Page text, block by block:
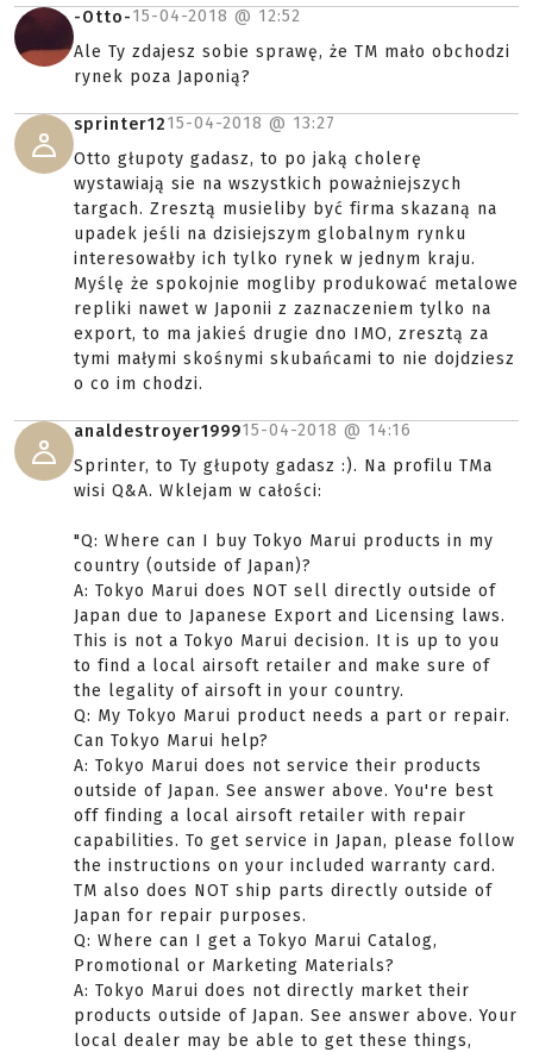
-Otto-15-04-2018 @ 12:52
Ale Ty zdajesz sobie sprawę, że TM mało obchodzi
rynek poza Japonią?
sprinter1215-04-2018 @ 13:27
Otto głupoty gadasz, to po jaką cholerę
wystawiają sie na wszystkich poważniejszych
targach. Zresztą musieliby być firma skazaną na
upadek jeśli na dzisiejszym globalnym rynku
interesowałby ich tylko rynek w jednym kraju.
Myślę że spokojnie mogliby produkować metalowe
repliki nawet w Japonii z zaznaczeniem tylko na
export, to ma jakieś drugie dno IMO, zresztą za
tymi małymi skośnymi skubańcami to nie dojdziesz
o co im chodzi.
analdestroyer199915-04-2018 @ 14:16
Sprinter, to Ty głupoty gadasz :). Na profilu TMa
wisi Q&A. Wklejam w całości:
"Q: Where can I buy Tokyo Marui products in my
country (outside of Japan)?
A: Tokyo Marui does NOT sell directly outside of
Japan due to Japanese Export and Licensing laws.
This is not a Tokyo Marui decision. It is up to you
to find a local airsoft retailer and make sure of
the legality of airsoft in your country.
Q: My Tokyo Marui product needs a part or repair.
Can Tokyo Marui help?
A: Tokyo Marui does not service their products
outside of Japan. See answer above. You're best
off finding a local airsoft retailer with repair
capabilities. To get service in Japan, please follow
the instructions on your included warranty card.
TM also does NOT ship parts directly outside of
Japan for repair purposes.
Q: Where can I get a Tokyo Marui Catalog,
Promotional or Marketing Materials?
A: Tokyo Marui does not directly market their
products outside of Japan. See answer above. Your
local dealer may be able to get these things,